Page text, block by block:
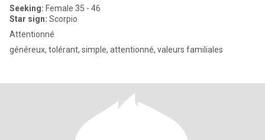
Seeking: Female 35 - 46
Star sign: Scorpio
Attentionné
généreux, tolérant, simple, attentionné, valeurs familiales